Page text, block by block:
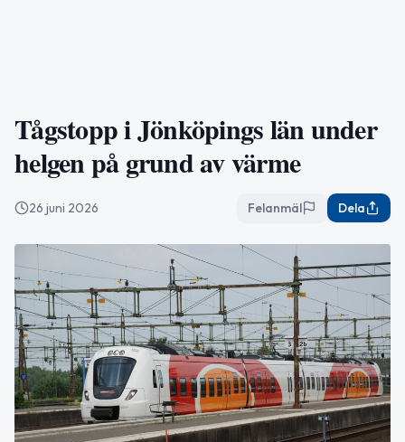
Tågstopp i Jönköpings län under
helgen på grund av värme
26 juni 2026 Felanmäl Dela